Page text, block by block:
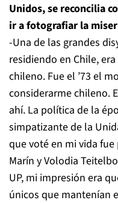
Unidos, se reconcilia
ir a fotografiar la
-Una de las grandes
residiendo en Chile,
chileno. Fue el ’73 el
considerarme chileno.
ahí. La política de la
simpatizante de la
que voté en mi vida
Marín y Volodia
UP, mi impresión era
únicos que mantenían